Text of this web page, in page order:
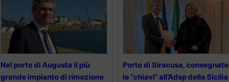
Nel porto di Augusta il più
grande impianto di rimozione
Porto di Siracusa, consegnate
le “chiavi” all’Adsp della Sicilia